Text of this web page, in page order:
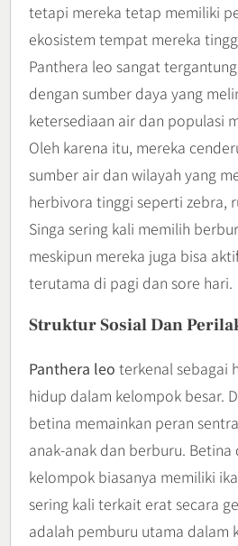
tetapi mereka tetap memiliki
ekosistem tempat mereka
Panthera leo sangat
dengan sumber daya yang
ketersediaan air dan populasi
Oleh karena itu, mereka
sumber air dan wilayah yang
herbivora tinggi seperti zebra,
Singa sering kali memilih
meskipun mereka juga bisa
terutama di pagi dan sore hari.
Struktur Sosial Dan
Panthera leo terkenal sebagai
hidup dalam kelompok besar.
betina memainkan peran
anak-anak dan berburu. Betina
kelompok biasanya memiliki
sering kali terkait erat secara
adalah pemburu utama dalam